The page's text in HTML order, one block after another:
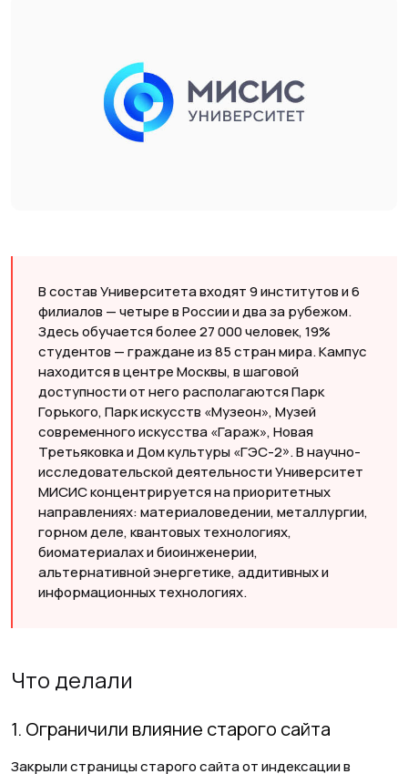
В состав Университета входят 9 институтов и 6
филиалов — четыре в России и два за рубежом.
Здесь обучается более 27 000 человек, 19%
студентов — граждане из 85 стран мира. Кампус
находится в центре Москвы, в шаговой
доступности от него располагаются Парк
Горького, Парк искусств «Музеон», Музей
современного искусства «Гараж», Новая
Третьяковка и Дом культуры «ГЭС-2». В научно-
исследовательской деятельности Университет
МИСИС концентрируется на приоритетных
направлениях: материаловедении, металлургии,
горном деле, квантовых технологиях,
биоматериалах и биоинженерии,
альтернативной энергетике, аддитивных и
информационных технологиях.
Что делали
1. Ограничили влияние старого сайта
Закрыли страницы старого сайта от индексации в